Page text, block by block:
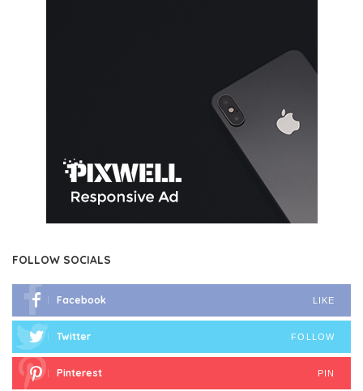
FOLLOW SOCIALS
Facebook LIKE
Twitter FOLLOW
Pinterest PIN